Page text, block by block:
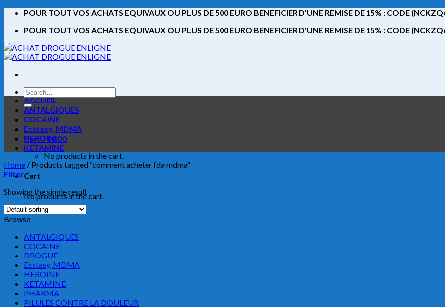
Skip
content
POUR TOUT VOS ACHATS EQUIVAUX OU PLUS DE 500 EURO BENEFICIER D'UNE REMISE DE 15% : CODE
POUR TOUT VOS ACHATS EQUIVAUX OU PLUS DE 500 EURO BENEFICIER D'UNE REMISE DE 15% : CODE
Search
for:
Cart /€0.00
No products in the cart.
Cart
No products in the cart.
ACCUEIL
ANTALGIQUES
COCAINE
Ecstasy, MDMA
HEROINE
KETAMINE
Home / Products tagged “comment acheter fda mdma”
Filter
Showing the single result
Browse
ANTALGIQUES
COCAINE
DROGUE
Ecstasy, MDMA
HEROINE
KETAMINE
PHARMA
PILULES CONTRE LA DOULEUR